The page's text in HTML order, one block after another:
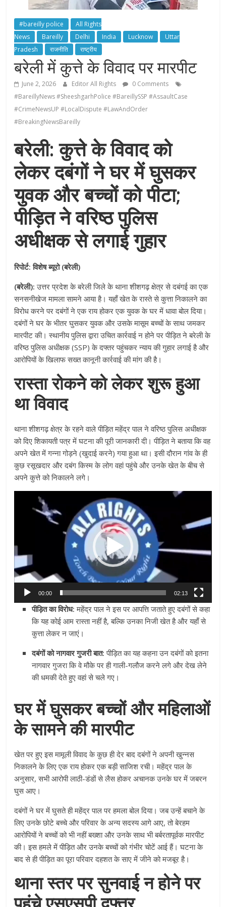
#bareilly police
All Rights
News
Bareilly Delhi India Lucknow
Uttar
Pradesh
राजनीति राष्ट्रीय
बरेली में कुत्ते के विवाद पर मारपीट
June 2, 2026 Editor All Rights
0 Comments
#BareillyNews #SheeshgarhPolice #BareillySSP #AssaultCase
#CrimeNewsUP #LocalDispute #LawAndOrder
#BreakingNewsBareilly
बरेली: कुत्ते के विवाद को
लेकर दबंगों ने घर में घुसकर
युवक और बच्चों को पीटा;
पीड़ित ने वरिष्ठ पुलिस
अधीक्षक से लगाई गुहार
रिपोर्ट: विशेष ब्यूरो (बरेली)
(बरेली): उत्तर प्रदेश के बरेली जिले के थाना शीशगढ़ क्षेत्र से दबंगई का एक
सनसनीखेज मामला सामने आया है। यहाँ खेत के रास्ते से कुत्ता निकालने का
विरोध करने पर दबंगों ने एक राय होकर एक युवक के घर में धावा बोल दिया।
दबंगों ने घर के भीतर घुसकर युवक और उसके मासूम बच्चों के साथ जमकर
मारपीट की। स्थानीय पुलिस द्वारा उचित कार्रवाई न होने पर पीड़ित ने बरेली के
वरिष्ठ पुलिस अधीक्षक (SSP) के दफ्तर पहुंचकर न्याय की गुहार लगाई है और
आरोपियों के खिलाफ सख्त कानूनी कार्रवाई की मांग की है।
रास्ता रोकने को लेकर शुरू हुआ
था विवाद
थाना शीशगढ़ क्षेत्र के रहने वाले पीड़ित महेंद्र पाल ने वरिष्ठ पुलिस अधीक्षक
को दिए शिकायती पत्र में घटना की पूरी जानकारी दी। पीड़ित ने बताया कि वह
अपने खेत में गन्ना गोड़ने (खुदाई करने) गया हुआ था। इसी दौरान गांव के ही
कुछ रसूखदार और दबंग किस्म के लोग वहां पहुंचे और उनके खेत के बीच से
अपने कुत्ते को निकालने लगे।
Player
00:00 02:13
पीड़ित का विरोध: महेंद्र पाल ने इस पर आपत्ति जताते हुए दबंगों से कहा
कि यह कोई आम रास्ता नहीं है, बल्कि उनका निजी खेत है और यहाँ से
कुत्ता लेकर न जाएं।
दबंगों को नागवार गुजरी बात: पीड़ित का यह कहना उन दबंगों को इतना
नागवार गुजरा कि वे मौके पर ही गाली-गलौज करने लगे और देख लेने
की धमकी देते हुए वहां से चले गए।
घर में घुसकर बच्चों और महिलाओं
के सामने की मारपीट
खेत पर हुए इस मामूली विवाद के कुछ ही देर बाद दबंगों ने अपनी खुन्नस
निकालने के लिए एक राय होकर एक बड़ी साजिश रची। महेंद्र पाल के
अनुसार, सभी आरोपी लाठी-डंडों से लैस होकर अचानक उनके घर में जबरन
घुस आए।
दबंगों ने घर में घुसते ही महेंद्र पाल पर हमला बोल दिया। जब उन्हें बचाने के
लिए उनके छोटे बच्चे और परिवार के अन्य सदस्य आगे आए, तो बेरहम
आरोपियों ने बच्चों को भी नहीं बख्शा और उनके साथ भी बर्बरतापूर्वक मारपीट
की। इस हमले में पीड़ित और उनके बच्चों को गंभीर चोटें आई हैं। घटना के
बाद से ही पीड़ित का पूरा परिवार दहशत के साए में जीने को मजबूर है।
थाना स्तर पर सुनवाई न होने पर